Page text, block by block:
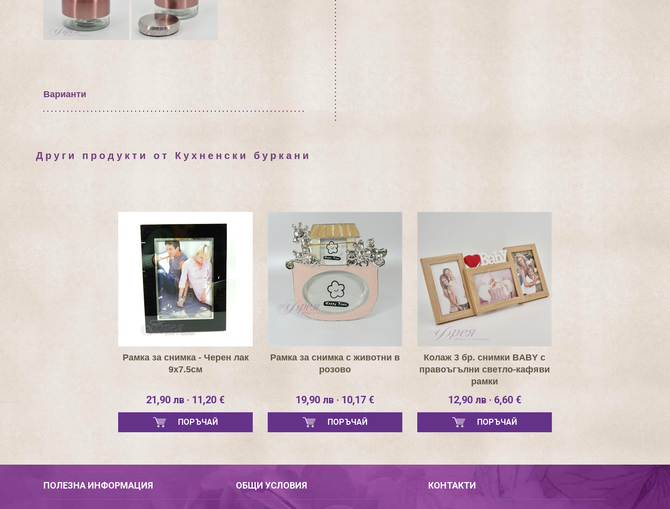
Варианти
Други продукти от Кухненски буркани
Рамка за снимка - Черен лак
9х7.5см
21,90 лв · 11,20 €
ПОРЪЧАЙ
Рамка за снимка с животни в
розово
19,90 лв · 10,17 €
ПОРЪЧАЙ
Колаж 3 бр. снимки BABY с
правоъгълни светло-кафяви
рамки
12,90 лв · 6,60 €
ПОРЪЧАЙ
ПОЛЕЗНА ИНФОРМАЦИЯ ОБЩИ УСЛОВИЯ КОНТАКТИ